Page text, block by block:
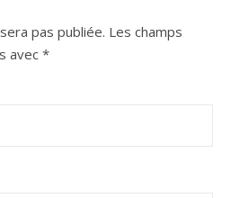
pas publiée. Les champs
avec *